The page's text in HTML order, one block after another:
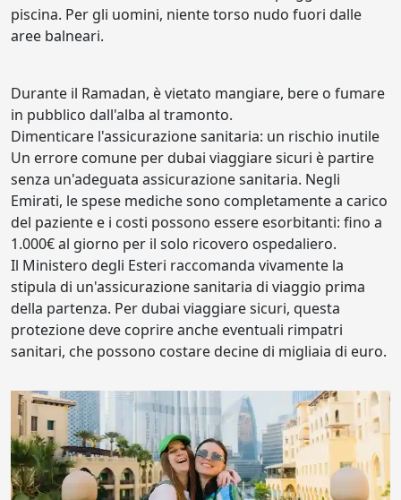
piscina. Per gli uomini, niente torso nudo fuori dalle
aree balneari.
Durante il Ramadan, è vietato mangiare, bere o fumare
in pubblico dall'alba al tramonto.
Dimenticare l'assicurazione sanitaria: un rischio inutile
Un errore comune per dubai viaggiare sicuri è partire
senza un'adeguata assicurazione sanitaria. Negli
Emirati, le spese mediche sono completamente a carico
del paziente e i costi possono essere esorbitanti: fino a
1.000€ al giorno per il solo ricovero ospedaliero.
Il Ministero degli Esteri raccomanda vivamente la
stipula di un'assicurazione sanitaria di viaggio prima
della partenza. Per dubai viaggiare sicuri, questa
protezione deve coprire anche eventuali rimpatri
sanitari, che possono costare decine di migliaia di euro.